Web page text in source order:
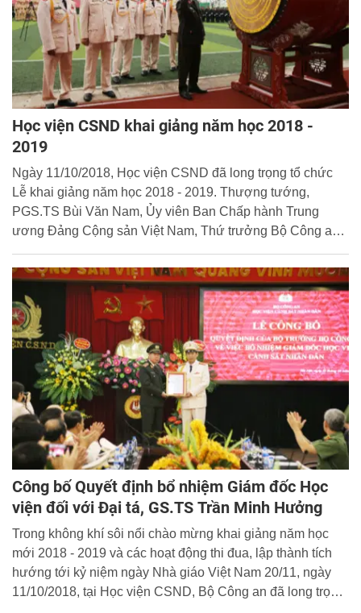
Học viện CSND khai giảng năm học 2018 -
2019
Ngày 11/10/2018, Học viện CSND đã long trọng tổ chức
Lễ khai giảng năm học 2018 - 2019. Thượng tướng,
PGS.TS Bùi Văn Nam, Ủy viên Ban Chấp hành Trung
ương Đảng Cộng sản Việt Nam, Thứ trưởng Bộ Công an
Công bố Quyết định bổ nhiệm Giám đốc Học
viện đối với Đại tá, GS.TS Trần Minh Hưởng
Trong không khí sôi nổi chào mừng khai giảng năm học
mới 2018 - 2019 và các hoạt động thi đua, lập thành tích
hướng tới kỷ niệm ngày Nhà giáo Việt Nam 20/11, ngày
11/10/2018, tại Học viện CSND, Bộ Công an đã long trọng